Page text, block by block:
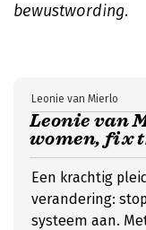
bewustwording.
Leonie van
women, fix
Leonie van Mierlo
Een krachtig
verandering:
systeem aan.